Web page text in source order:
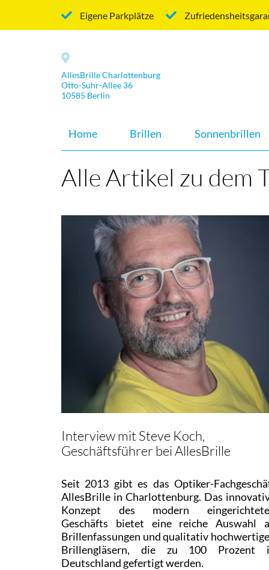
Eigene Parkplätze
AllesBrille Charlottenburg
Otto-Suhr-Allee 36
10585 Berlin
Home Brillen Sonnenbrillen
Alle Artikel zu dem
Interview mit Steve Koch,
Geschäftsführer bei AllesBrille
Seit 2013 gibt es das Optiker-
AllesBrille in Charlottenburg. Das
Konzept des modern
Geschäfts bietet eine reiche Auswahl
Brillenfassungen und qualitativ
Brillengläsern, die zu 100 Prozent
Deutschland gefertigt werden.